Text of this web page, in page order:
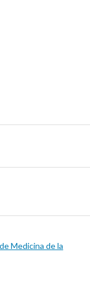
Medicina de la